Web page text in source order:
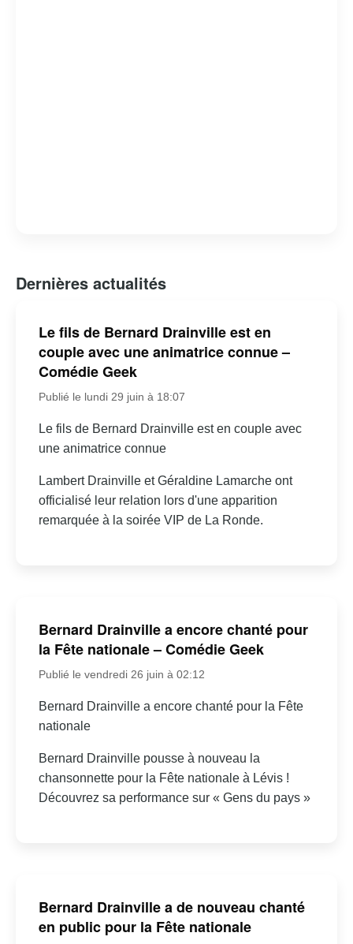
Dernières actualités
Le fils de Bernard Drainville est en
couple avec une animatrice connue –
Comédie Geek
Publié le lundi 29 juin à 18:07
Le fils de Bernard Drainville est en couple avec
une animatrice connue
Lambert Drainville et Géraldine Lamarche ont
officialisé leur relation lors d'une apparition
remarquée à la soirée VIP de La Ronde.
Bernard Drainville a encore chanté pour
la Fête nationale – Comédie Geek
Publié le vendredi 26 juin à 02:12
Bernard Drainville a encore chanté pour la Fête
nationale
Bernard Drainville pousse à nouveau la
chansonnette pour la Fête nationale à Lévis !
Découvrez sa performance sur « Gens du pays »
Bernard Drainville a de nouveau chanté
en public pour la Fête nationale